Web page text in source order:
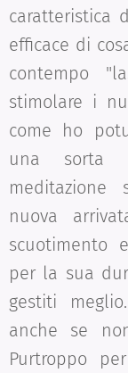
caratteristica
efficace di
contempo
stimolare i
come ho
una sorta
meditazione
nuova
scuotimento
per la sua
gestiti
anche se
Purtroppo